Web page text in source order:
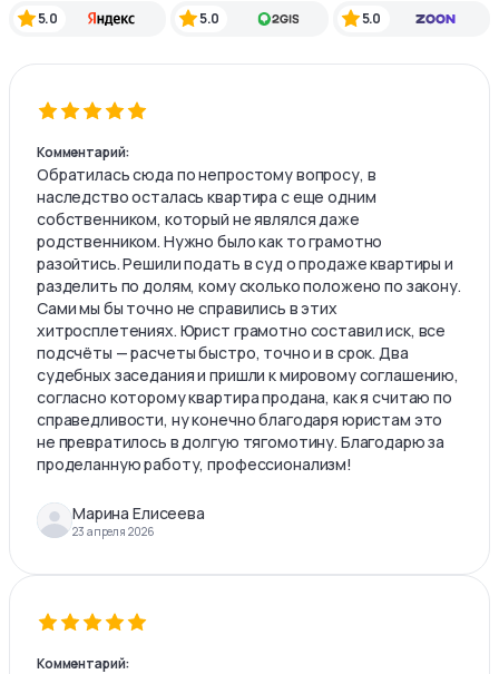
5.0 5.0 5.0
Комментарий:
Обратилась сюда по непростому вопросу, в
наследство осталась квартира с еще одним
собственником, который не являлся даже
родственником. Нужно было как то грамотно
разойтись. Решили подать в суд о продаже квартиры и
разделить по долям, кому сколько положено по закону.
Сами мы бы точно не справились в этих
хитросплетениях. Юрист грамотно составил иск, все
подсчёты — расчеты быстро, точно и в срок. Два
судебных заседания и пришли к мировому соглашению,
согласно которому квартира продана, как я считаю по
справедливости, ну конечно благодаря юристам это
не превратилось в долгую тягомотину. Благодарю за
проделанную работу, профессионализм!
Марина Елисеева
23 апреля 2026
Комментарий: